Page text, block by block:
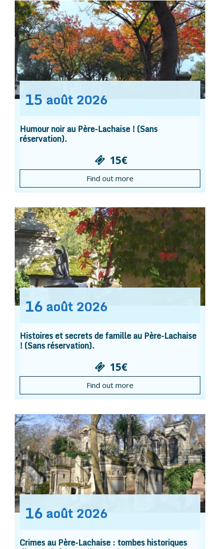
15 août 2026
Humour noir au Père-Lachaise ! (Sans
réservation).
15€
Find out more
16 août 2026
Histoires et secrets de famille au Père-Lachaise
! (Sans réservation).
15€
Find out more
16 août 2026
Crimes au Père-Lachaise : tombes historiques